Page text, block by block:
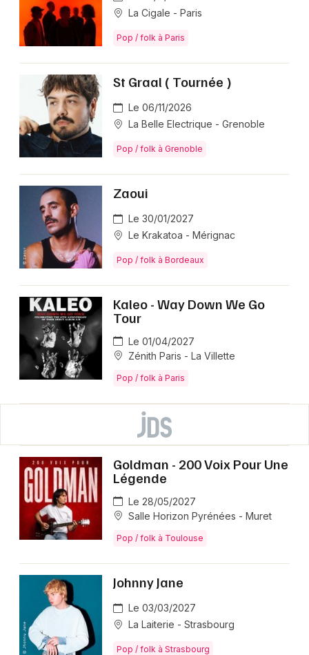
La Cigale - Paris
Pop / folk à Paris
St Graal ( Tournée )
Le 06/11/2026
La Belle Electrique - Grenoble
Pop / folk à Grenoble
Zaoui
Le 30/01/2027
Le Krakatoa - Mérignac
Pop / folk à Bordeaux
Kaleo - Way Down We Go
Tour
Le 01/04/2027
Zénith Paris - La Villette
Pop / folk à Paris
Goldman - 200 Voix Pour Une
Légende
Le 28/05/2027
Salle Horizon Pyrénées - Muret
Pop / folk à Toulouse
Johnny Jane
Le 03/03/2027
La Laiterie - Strasbourg
Pop / folk à Strasbourg